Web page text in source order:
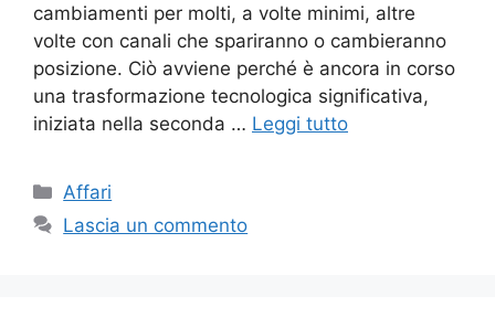
cambiamenti per molti, a volte minimi, altre
volte con canali che spariranno o cambieranno
posizione. Ciò avviene perché è ancora in corso
una trasformazione tecnologica significativa,
iniziata nella seconda … Leggi tutto
Categorie
Affari
Lascia un commento